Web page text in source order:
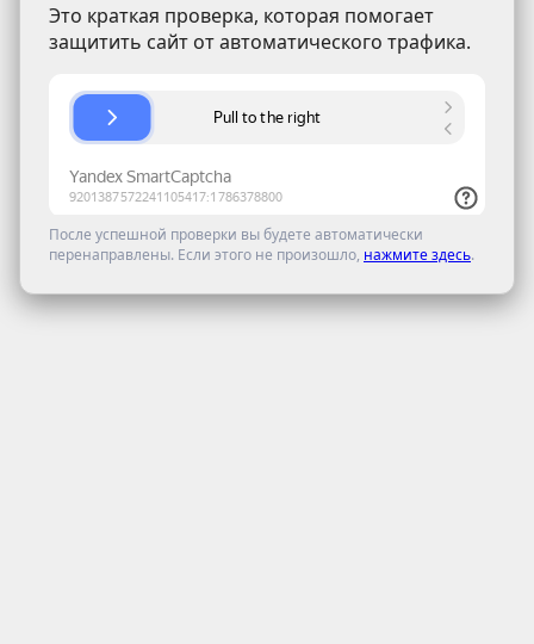
Это краткая проверка, которая помогает
защитить сайт от автоматического трафика.
После успешной проверки вы будете автоматически
перенаправлены. Если этого не произошло, нажмите здесь.